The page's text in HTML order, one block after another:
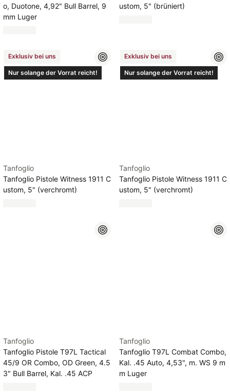
o, Duotone, 4,92" Bull Barrel, 9
mm Luger
ustom, 5" (brüniert)
Exklusiv bei uns
Nur solange der Vorrat reicht!
Tanfoglio
Tanfoglio Pistole Witness 1911 C
ustom, 5" (verchromt)
Exklusiv bei uns
Nur solange der Vorrat reicht!
Tanfoglio
Tanfoglio Pistole Witness 1911 C
ustom, 5" (verchromt)
Tanfoglio
Tanfoglio Pistole T97L Tactical
45/9 OR Combo, OD Green, 4.5
3" Bull Barrel, Kal. .45 ACP
Tanfoglio
Tanfoglio T97L Combat Combo,
Kal. .45 Auto, 4,53", m. WS 9 m
m Luger